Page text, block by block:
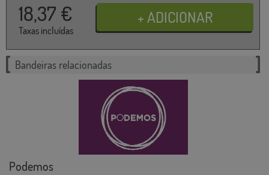
18,37 €
Taxas incluídas
Bandeiras relacionadas
Podemos